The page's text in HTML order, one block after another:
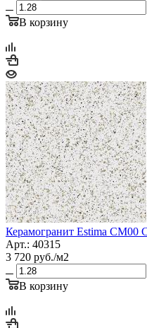
В корзину
Керамогранит Estima CM00
Арт.: 40315
3 720 руб./м2
В корзину